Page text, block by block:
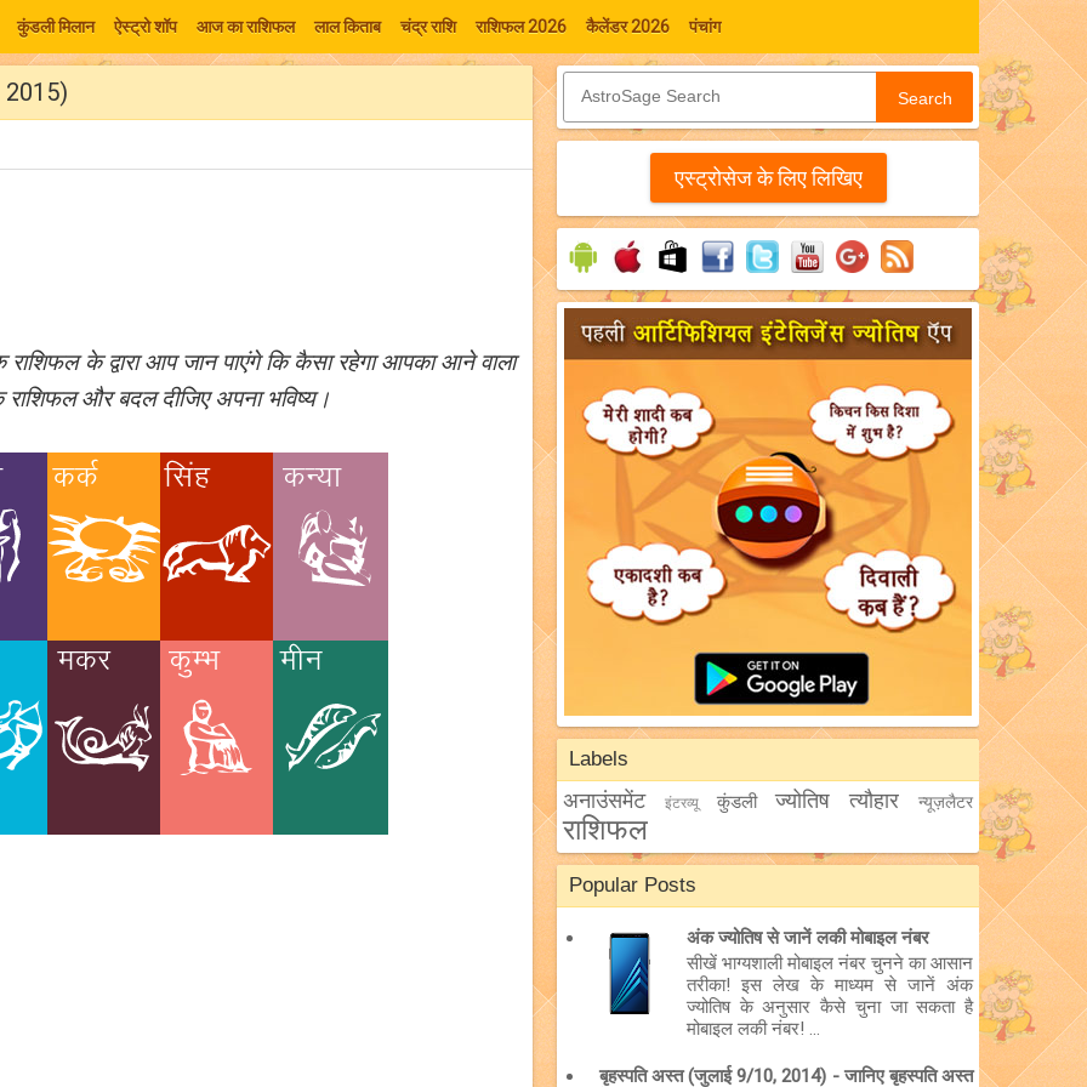
कुंडली मिलान ऐस्ट्रो शॉप आज का राशिफल लाल किताब चंद्र राशि राशिफल 2026 कैलेंडर 2026 पंचांग
2015)
के द्वारा आप जान पाएंगे कि कैसा रहेगा आपका आने वाला
राशिफल और बदल दीजिए अपना भविष्य।
Search
एस्‍ट्रोसेज के लिए लिखिए
Labels
अनाउंसमेंट इंटरव्यू कुंडली ज्योतिष त्यौहार न्यूज़लैटर
राशिफल
Popular Posts
अंक ज्योतिष से जानें लकी मोबाइल नंबर
सीखें भाग्यशाली मोबाइल नंबर चुनने का आसान
तरीका! इस लेख के माध्यम से जानें अंक
ज्योतिष के अनुसार कैसे चुना जा सकता है
मोबाइल लकी नंबर! ...
बृहस्पति अस्त (जुलाई 9/10, 2014) - जानिए बृहस्पति अस्त